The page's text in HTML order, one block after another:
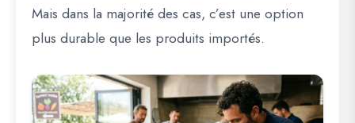
Mais dans la majorité des cas, c’est une option
plus durable que les produits importés.